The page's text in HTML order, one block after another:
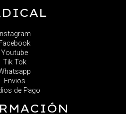
Youtube
Tik Tok
Envios
de Pago